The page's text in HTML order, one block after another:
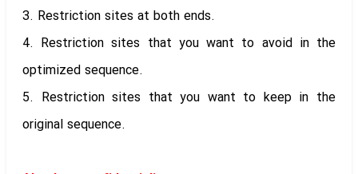
3. Restriction sites at both ends.
4. Restriction sites that you want to avoid in the
optimized sequence.
5. Restriction sites that you want to keep in the
original sequence.